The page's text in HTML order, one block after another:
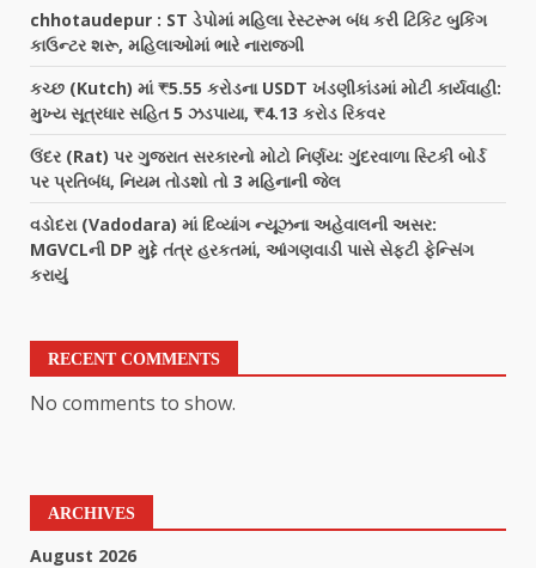
chhotaudepur : ST ડેપોમાં મહિલા રેસ્ટરૂમ બંધ કરી ટિકિટ બુકિંગ
કાઉન્ટર શરૂ, મહિલાઓમાં ભારે નારાજગી
કચ્છ (Kutch) માં ₹5.55 કરોડના USDT ખંડણીકાંડમાં મોટી કાર્યવાહી:
મુખ્ય સૂત્રધાર સહિત 5 ઝડપાયા, ₹4.13 કરોડ રિકવર
ઉંદર (Rat) પર ગુજરાત સરકારનો મોટો નિર્ણય: ગુંદરવાળા સ્ટિકી બોર્ડ
પર પ્રતિબંધ, નિયમ તોડશો તો 3 મહિનાની જેલ
વડોદરા (Vadodara) માં દિવ્યાંગ ન્યૂઝના અહેવાલની અસર:
MGVCLની DP મુદ્દે તંત્ર હરકતમાં, આંગણવાડી પાસે સેફ્ટી ફેન્સિંગ
કરાયું
RECENT COMMENTS
No comments to show.
ARCHIVES
August 2026